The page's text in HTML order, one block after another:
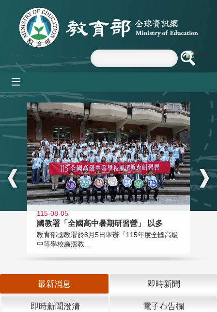
跳到主要內容區塊
:::
115-08-05
國教署「全國高中暑期研習營」 以多
教育部國教署於8月5日舉辦「115年度全國高級
中等學校廉潔教...
最新消息 即時新聞
即時新聞澄清 電子布告欄